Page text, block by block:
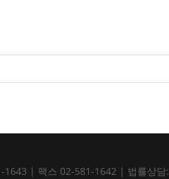
1643 | 팩스 02-581-1642 | 법률상